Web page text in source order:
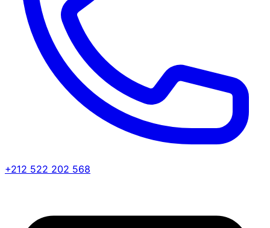
+212 522 202 568